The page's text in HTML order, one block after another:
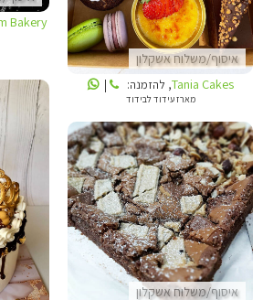
Bakery
איסוף/משלוח אשקלון
Tania Cakes, להזמנה: |
מארז עידוד לבידוד
איסוף/משלוח אשקלון
LIKUSH DREAM BAKERY